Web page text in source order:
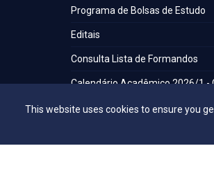
This website uses cookies to ensure you
Programa de Bolsas de Estudo
Editais
Consulta Lista de Formandos
Calendário Acadêmico 2026/1 -